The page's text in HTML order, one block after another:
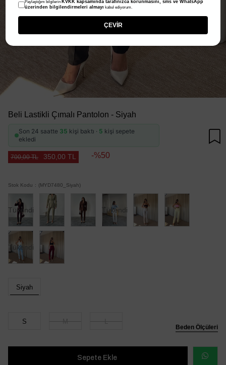
Beli Lastikli Çımalı Pantolon - Siyah
Son 24 saatte 35 kişi baktı · 5 kişi sepete
ekledi
700,00 TL 350,00 TL 50
Stok Kodu (MYD7480_Siyah)
Tükendi Tükendi
Tükendi
Beden Ölçüleri
Siyah
S
Paylaştığım bilgilerin KVKK kapsamında tarafınızca korunmasını, sms ve WhatsApp
üzerinden bilgilendirmeleri almayı kabul ediyorum.
ÇEVİR